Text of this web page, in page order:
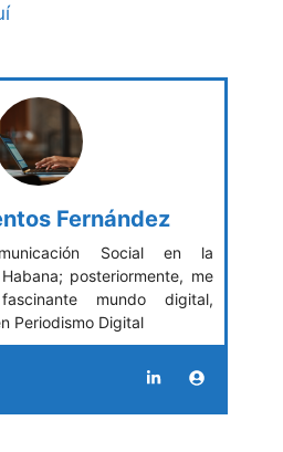
Fernández
Social en la
posteriormente, me
mundo digital,
Periodismo Digital